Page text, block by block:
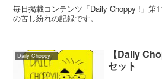
毎日掲載コンテンツ「Daily Choppy !」第
の苦し紛れの記録です。
Daily Choppy！
【Daily
セット